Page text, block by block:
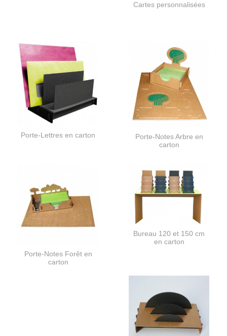
Cartes personnalisées
Porte-Lettres en carton
Porte-Notes Arbre en
carton
Porte-Notes Forêt en
carton
Bureau 120 et 150 cm
en carton